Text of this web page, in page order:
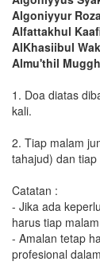
Algoniyyur
Alfattakhul
AlKhasiibul
Almu'thil
1. Doa diatas
kali.
2. Tiap malam
tahajud) dan
Catatan :
- Jika ada
harus tiap
- Amalan tetap
profesional